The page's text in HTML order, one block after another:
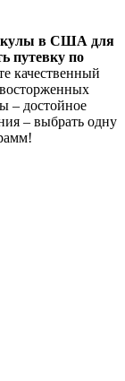
в США для
путевку по
качественный
– достойное
– выбрать одну